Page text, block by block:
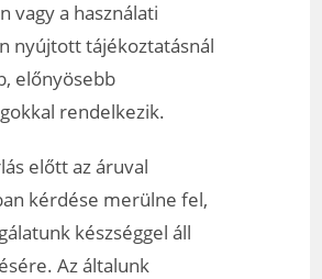
vagy a használati
nyújtott tájékoztatásnál
előnyösebb
rendelkezik.
előtt az áruval
kérdése merülne fel,
készséggel áll
Az általunk